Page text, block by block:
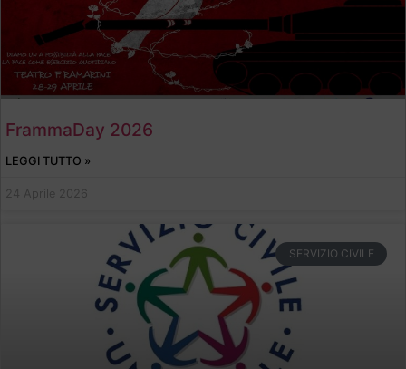
FrammaDay 2026
LEGGI TUTTO »
24 Aprile 2026
SERVIZIO CIVILE